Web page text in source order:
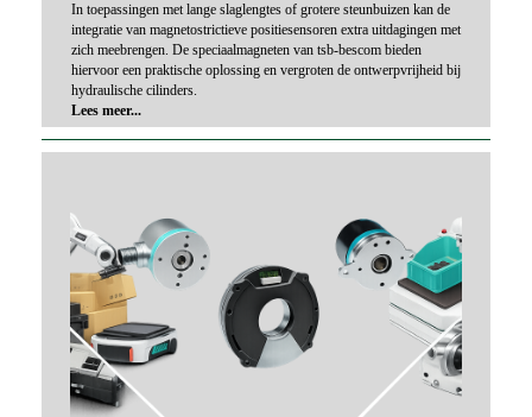
In toepassingen met lange slaglengtes of grotere steunbuizen kan de
integratie van magnetostrictieve positiesensoren extra uitdagingen met
zich meebrengen. De speciaalmagneten van tsb-bescom bieden
hiervoor een praktische oplossing en vergroten de ontwerpvrijheid bij
hydraulische cilinders.
Lees meer...